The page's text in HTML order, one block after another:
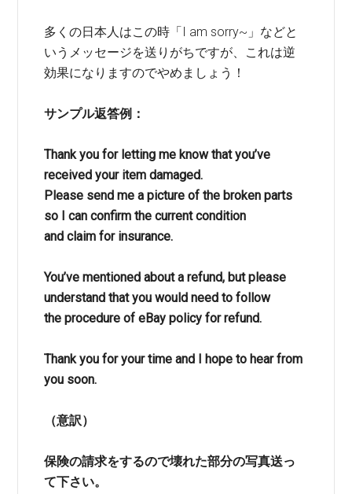
多くの日本人はこの時「I am sorry~」などと
いうメッセージを送りがちですが、これは逆
効果になりますのでやめましょう！
サンプル返答例：
Thank you for letting me know that you’ve
received your item damaged.
Please send me a picture of the broken parts
so I can confirm the current condition
and claim for insurance.
You’ve mentioned about a refund, but please
understand that you would need to follow
the procedure of eBay policy for refund.
Thank you for your time and I hope to hear from
you soon.
（意訳）
保険の請求をするので壊れた部分の写真送っ
て下さい。